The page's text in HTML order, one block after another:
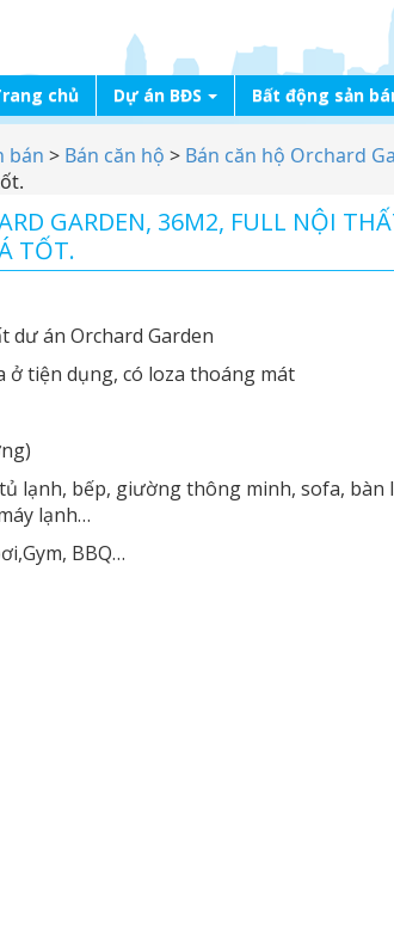
chủ Dự án BĐS Bất động sản
bán > Bán căn hộ > Bán căn hộ Orchard
GARDEN, 36M2, FULL NỘI
TỐT.
dư án Orchard Garden
ở tiện dụng, có loza thoáng mát
lạnh, bếp, giường thông minh, sofa, bàn
lạnh…
BBQ…